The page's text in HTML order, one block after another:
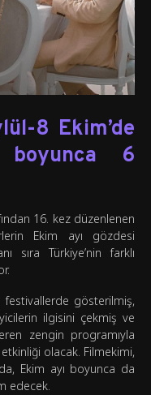
8 Ekim’de
boyunca 6
16. kez düzenlenen
Ekim ayı gözdesi
sıra Türkiye’nin farklı
festivallerde gösterilmiş,
ilgisini çekmiş ve
zengin programıyla
olacak. Filmekimi,
Ekim ayı boyunca da
edecek.